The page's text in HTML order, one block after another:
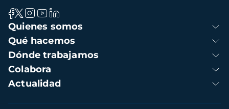
Navegación
principal
Quienes somos
Qué hacemos
Dónde trabajamos
Colabora
Actualidad